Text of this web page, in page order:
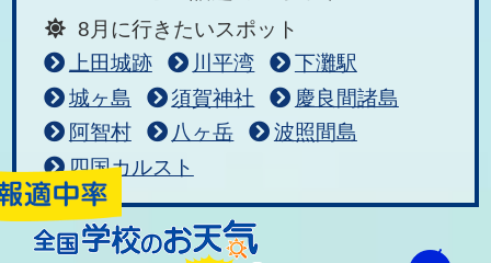
8月に行きたいスポット
上田城跡
川平湾
下灘駅
城ヶ島
須賀神社
慶良間諸島
阿智村
八ヶ岳
波照間島
四国カルスト